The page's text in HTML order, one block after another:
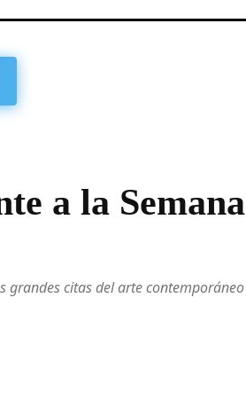
a la Semana
grandes citas del arte contemporáneo